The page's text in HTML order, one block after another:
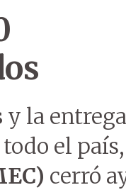
y la
el
cerró